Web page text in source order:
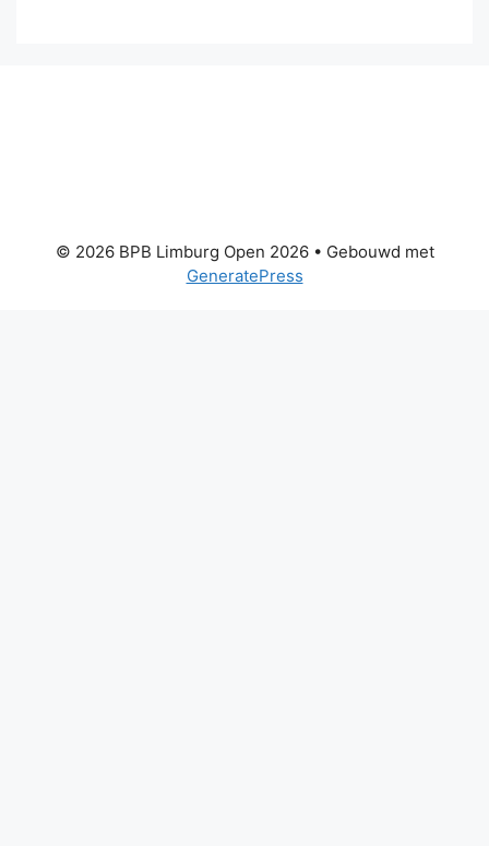
© 2026 BPB Limburg Open 2026• Gebouwd met
GeneratePress